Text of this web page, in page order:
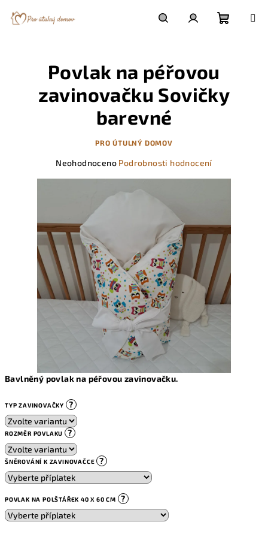
Bavlněný povlak na péřovou zavinovačku.
TYP ZAVINOVAČKY ?
ROZMĚR POVLAKU ?
ŠNĚROVÁNÍ K ZAVINOVAČCE ?
POVLAK NA POLŠTÁŘEK 40 X 60 CM ?
Povlak na péřovou
zavinovačku Sovičky
barevné
PRO ÚTULNÝ DOMOV
Průměrné
z
5
hvězdiček.
Neohodnoceno Podrobnosti hodnocení